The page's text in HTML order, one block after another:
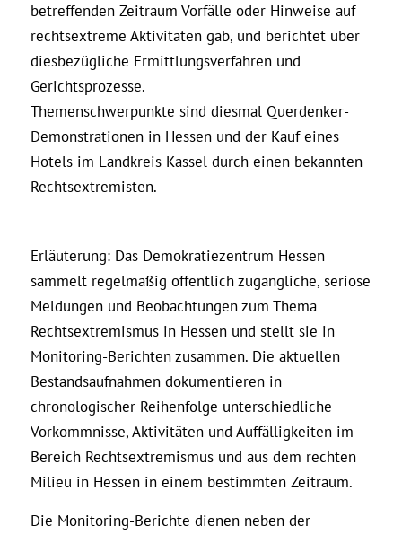
betreffenden Zeitraum Vorfälle oder Hinweise auf
rechtsextreme Aktivitäten gab, und berichtet über
diesbezügliche Ermittlungsverfahren und
Gerichtsprozesse.
Themenschwerpunkte sind diesmal Querdenker-
Demonstrationen in Hessen und der Kauf eines
Hotels im Landkreis Kassel durch einen bekannten
Rechtsextremisten.
Erläuterung: Das Demokratiezentrum Hessen
sammelt regelmäßig öffentlich zugängliche, seriöse
Meldungen und Beobachtungen zum Thema
Rechtsextremismus in Hessen und stellt sie in
Monitoring-Berichten zusammen. Die aktuellen
Bestandsaufnahmen dokumentieren in
chronologischer Reihenfolge unterschiedliche
Vorkommnisse, Aktivitäten und Auffälligkeiten im
Bereich Rechtsextremismus und aus dem rechten
Milieu in Hessen in einem bestimmten Zeitraum.
Die Monitoring-Berichte dienen neben der